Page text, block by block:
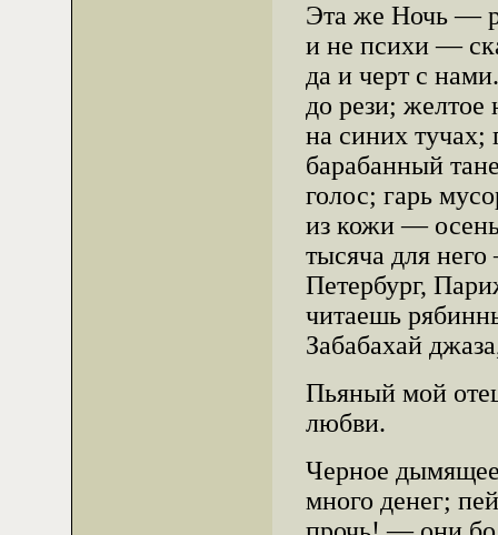
Эта же Ночь —
и не психи —
да и черт с
до рези; желтое
на синих тучах;
барабанный
голос; гарь
из кожи —
тысяча для
Петербург,
читаешь
Забабахай
Пьяный мой
любви.
Черное
много денег;